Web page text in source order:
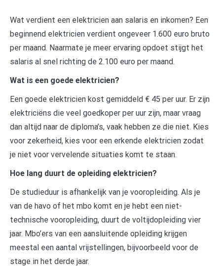
Wat verdient een elektricien aan salaris en inkomen? Een
beginnend elektricien verdient ongeveer 1.600 euro bruto
per maand. Naarmate je meer ervaring opdoet stijgt het
salaris al snel richting de 2.100 euro per maand.
Wat is een goede elektricien?
Een goede elektricien kost gemiddeld € 45 per uur. Er zijn
elektriciëns die veel goedkoper per uur zijn, maar vraag
dan altijd naar de diploma’s, vaak hebben ze die niet. Kies
voor zekerheid, kies voor een erkende elektricien zodat
je niet voor vervelende situaties komt te staan.
Hoe lang duurt de opleiding elektricien?
De studieduur is afhankelijk van je vooropleiding. Als je
van de havo of het mbo komt en je hebt een niet-
technische vooropleiding, duurt de voltijdopleiding vier
jaar. Mbo’ers van een aansluitende opleiding krijgen
meestal een aantal vrijstellingen, bijvoorbeeld voor de
stage in het derde jaar.